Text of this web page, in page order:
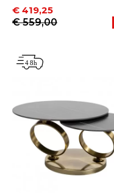
Prijs
€ 419,25
Normale prijs
€ 559,00